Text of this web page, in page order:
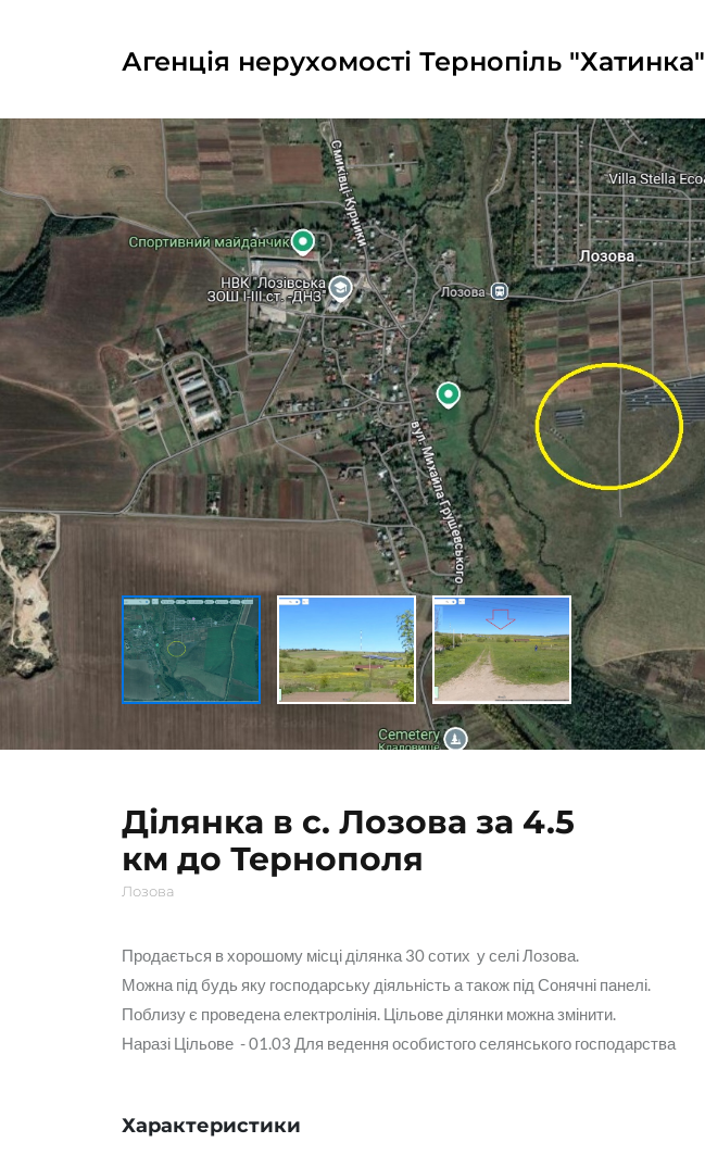
Агенція нерухомості Тернопіль "Хатинка"
Ділянка в с. Лозова за 4.5
км до Тернополя
Лозова
Продається в хорошому місці ділянка 30 сотих у селі Лозова.
Можна під будь яку господарську діяльність а також під Сонячні панелі.
Поблизу є проведена електролінія. Цільове ділянки можна змінити.
Наразі Цільове - 01.03 Для ведення особистого селянського господарства
Характеристики